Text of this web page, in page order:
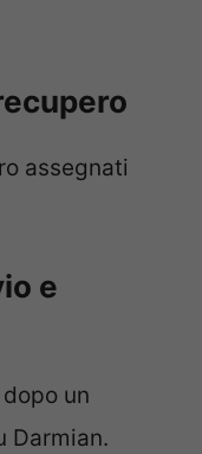
assegnati
e
un
Darmian.